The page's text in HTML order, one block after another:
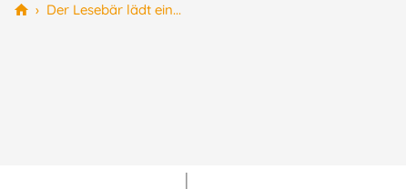
› Der Lesebär lädt ein...